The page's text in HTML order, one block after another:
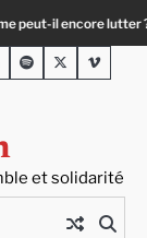
solitude :
et solidarité
SpotifyTwitterViméo